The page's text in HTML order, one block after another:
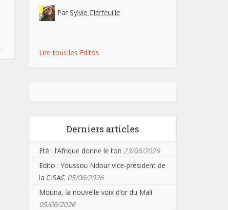
Par Sylvie Clerfeuille
Lire tous les Editos
Derniers articles
Eté : l’Afrique donne le ton 23/06/2026
Edito : Youssou Ndour vice-président de
la CISAC 05/06/2026
Mouna, la nouvelle voix d’or du Mali
05/06/2026